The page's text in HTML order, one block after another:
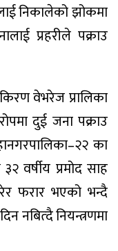
निकालेको झोकमा
प्रहरीले पक्राउ
वेभरेज प्रालिका
दुई जना पक्राउ
का
वर्षीय प्रमोद साह
फरार भएको भन्दै
नबित्दै नियन्त्रणमा